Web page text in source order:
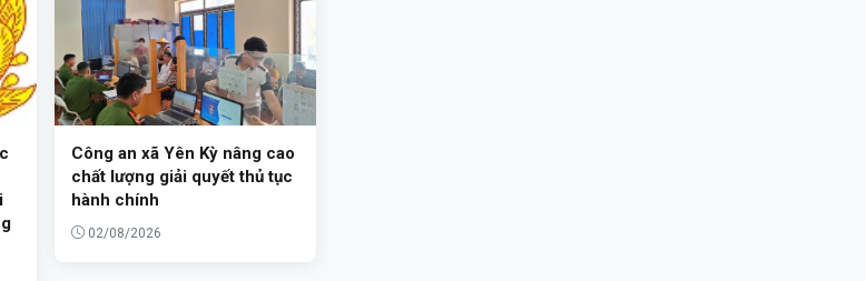
Công an xã Yên Kỳ nâng cao
chất lượng giải quyết thủ tục
hành chính
02/08/2026